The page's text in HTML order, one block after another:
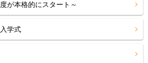
が本格的にスタート～
学式